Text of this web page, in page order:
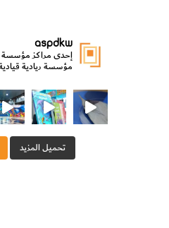
aspdkw
إحدى مراكز مؤسسة
مؤسسة ريادية قيادية
ووزير الدولة لشؤون الش
من الأعماق نكتشف ومن الكتب
رجعنا! ما
تحميل المزيد